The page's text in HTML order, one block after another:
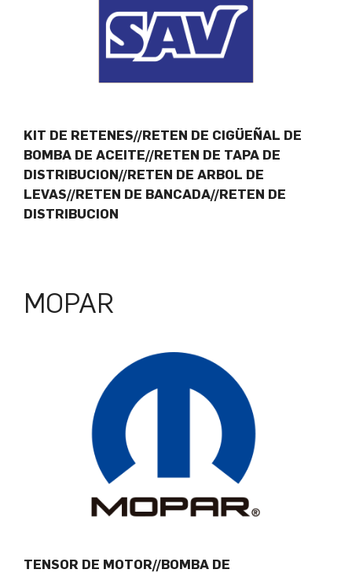
KIT DE RETENES//RETEN DE CIGÜEÑAL DE
BOMBA DE ACEITE//RETEN DE TAPA DE
DISTRIBUCION//RETEN DE ARBOL DE
LEVAS//RETEN DE BANCADA//RETEN DE
DISTRIBUCION
MOPAR
TENSOR DE MOTOR//BOMBA DE